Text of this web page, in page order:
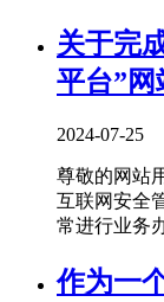
关于完
平台”
2024-07-25
尊敬的网站
互联网安全
常进行业务
作为一